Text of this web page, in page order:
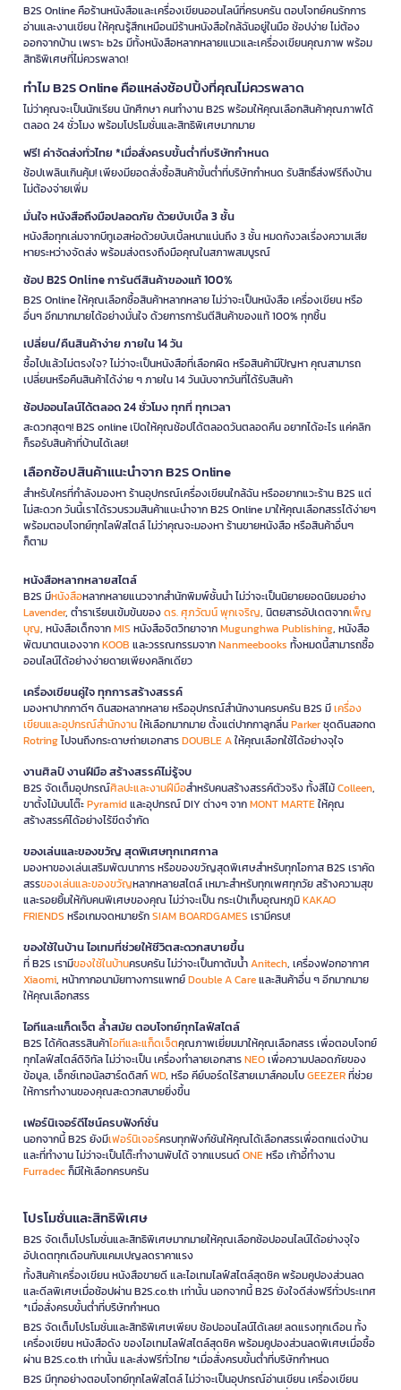
B2S Online คือร้านหนังสือและเครื่องเขียนออนไลน์ที่ครบครัน ตอบโจทย์คนรักการ
อ่านและงานเขียน ให้คุณรู้สึกเหมือนมีร้านหนังสือใกล้ฉันอยู่ในมือ ช้อปง่าย ไม่ต้อง
ออกจากบ้าน เพราะ b2s มีทั้งหนังสือหลากหลายแนวและเครื่องเขียนคุณภาพ พร้อม
สิทธิพิเศษที่ไม่ควรพลาด!
ทำไม B2S Online คือแหล่งช้อปปิ้งที่คุณไม่ควรพลาด
ไม่ว่าคุณจะเป็นนักเรียน นักศึกษา คนทำงาน B2S พร้อมให้คุณเลือกสินค้าคุณภาพได้
ตลอด 24 ชั่วโมง พร้อมโปรโมชั่นและสิทธิพิเศษมากมาย
ฟรี! ค่าจัดส่งทั่วไทย *เมื่อสั่งครบขั้นต่ำที่บริษัทกำหนด
ช้อปเพลินเกินคุ้ม! เพียงมียอดสั่งซื้อสินค้าขั้นต่ำที่บริษัทกำหนด รับสิทธิ์ส่งฟรีถึงบ้าน
ไม่ต้องจ่ายเพิ่ม
มั่นใจ หนังสือถึงมือปลอดภัย ด้วยบับเบิ้ล 3 ชั้น
หนังสือทุกเล่มจากบีทูเอสห่อด้วยบับเบิ้ลหนาแน่นถึง 3 ชั้น หมดกังวลเรื่องความเสีย
หายระหว่างจัดส่ง พร้อมส่งตรงถึงมือคุณในสภาพสมบูรณ์
ช้อป B2S Online การันตีสินค้าของแท้ 100%
B2S Online ให้คุณเลือกซื้อสินค้าหลากหลาย ไม่ว่าจะเป็นหนังสือ เครื่องเขียน หรือ
อื่นๆ อีกมากมายได้อย่างมั่นใจ ด้วยการการันตีสินค้าของแท้ 100% ทุกชิ้น
เปลี่ยน/คืนสินค้าง่าย ภายใน 14 วัน
ซื้อไปแล้วไม่ตรงใจ? ไม่ว่าจะเป็นหนังสือที่เลือกผิด หรือสินค้ามีปัญหา คุณสามารถ
เปลี่ยนหรือคืนสินค้าได้ง่าย ๆ ภายใน 14 วันนับจากวันที่ได้รับสินค้า
ช้อปออนไลน์ได้ตลอด 24 ชั่วโมง ทุกที่ ทุกเวลา
สะดวกสุดๆ! B2S online เปิดให้คุณช้อปได้ตลอดวันตลอดคืน อยากได้อะไร แค่คลิก
ก็รอรับสินค้าที่บ้านได้เลย!
เลือกช้อปสินค้าแนะนำจาก B2S Online
สำหรับใครที่กำลังมองหา ร้านอุปกรณ์เครื่องเขียนใกล้ฉัน หรืออยากแวะร้าน B2S แต่
ไม่สะดวก วันนี้เราได้รวบรวมสินค้าแนะนำจาก B2S Online มาให้คุณเลือกสรรได้ง่ายๆ
พร้อมตอบโจทย์ทุกไลฟ์สไตล์ ไม่ว่าคุณจะมองหา ร้านขายหนังสือ หรือสินค้าอื่นๆ
ก็ตาม
หนังสือหลากหลายสไตล์
B2S มีหนังสือหลากหลายแนวจากสำนักพิมพ์ชั้นนำ ไม่ว่าจะเป็นนิยายยอดนิยมอย่าง
Lavender, ตำราเรียนเข้มข้นของดร. ศุภวัฒน์ พุกเจริญ, นิตยสารอัปเดตจากเพ็ญ
บุญ, หนังสือเด็กจากMIS หนังสือจิตวิทยาจากMugunghwa Publishing, หนังสือ
พัฒนาตนเองจากKOOB และวรรณกรรมจากNanmeebooks ทั้งหมดนี้สามารถซื้อ
ออนไลน์ได้อย่างง่ายดายเพียงคลิกเดียว
เครื่องเขียนคู่ใจ ทุกการสร้างสรรค์
มองหาปากกาดีๆ ดินสอหลากหลาย หรืออุปกรณ์สำนักงานครบครัน B2S มีเครื่อง
เขียนและอุปกรณ์สำนักงานให้เลือกมากมาย ตั้งแต่ปากกาลูกลื่นParkerชุดดินสอกด
Rotringไปจนถึงกระดาษถ่ายเอกสารDOUBLE Aให้คุณเลือกใช้ได้อย่างจุใจ
งานศิลป์ งานฝีมือ สร้างสรรค์ไม่รู้จบ
B2S จัดเต็มอุปกรณ์ศิลปะและงานฝีมือสำหรับคนสร้างสรรค์ตัวจริง ทั้งสีไม้Colleen,
ขาตั้งไม้บนโต๊ะPyramidและอุปกรณ์ DIY ต่างๆ จากMONT MARTEให้คุณ
สร้างสรรค์ได้อย่างไร้ขีดจำกัด
ของเล่นและของขวัญ สุดพิเศษทุกเทศกาล
มองหาของเล่นเสริมพัฒนาการ หรือของขวัญสุดพิเศษสำหรับทุกโอกาส B2S เราคัด
สรรของเล่นและของขวัญหลากหลายสไตล์ เหมาะสำหรับทุกเพศทุกวัย สร้างความสุข
และรอยยิ้มให้กับคนพิเศษของคุณ ไม่ว่าจะเป็น กระเป๋าเก็บอุณหภูมิKAKAO
FRIENDS หรือเกมจดหมายรักSIAM BOARDGAMES เรามีครบ!
ของใช้ในบ้าน ไอเทมที่ช่วยให้ชีวิตสะดวกสบายขึ้น
ที่ B2S เรามีของใช้ในบ้านครบครัน ไม่ว่าจะเป็นกาต้มน้ำAnitech, เครื่องฟอกอากาศ
Xiaomi, หน้ากากอนามัยทางการแพทย์Double A Careและสินค้าอื่น ๆ อีกมากมาย
ให้คุณเลือกสรร
ไอทีและแก็ดเจ็ต ล้ำสมัย ตอบโจทย์ทุกไลฟ์สไตล์
B2S ได้คัดสรรสินค้าไอทีและแก็ดเจ็ตคุณภาพเยี่ยมมาให้คุณเลือกสรร เพื่อตอบโจทย์
ทุกไลฟ์สไตล์ดิจิทัล ไม่ว่าจะเป็น เครื่องทำลายเอกสารNEOเพื่อความปลอดภัยของ
ข้อมูล, เอ็กซ์เทอนัลฮาร์ดดิสก์WD, หรือ คีย์บอร์ดไร้สายเมาส์คอมโบGEEZERที่ช่วย
ให้การทำงานของคุณสะดวกสบายยิ่งขึ้น
เฟอร์นิเจอร์ดีไซน์ครบฟังก์ชั่น
นอกจากนี้ B2S ยังมีเฟอร์นิเจอร์ครบทุกฟังก์ชันให้คุณได้เลือกสรรเพื่อตกแต่งบ้าน
และที่ทำงาน ไม่ว่าจะเป็นโต๊ะทำงานพับได้ จากแบรนด์ONEหรือ เก้าอี้ทำงาน
Furradecก็มีให้เลือกครบครัน
โปรโมชั่นและสิทธิพิเศษ
B2S จัดเต็มโปรโมชั่นและสิทธิพิเศษมากมายให้คุณเลือกช้อปออนไลน์ได้อย่างจุใจ
อัปเดตทุกเดือนกับแคมเปญลดราคาแรง
ทั้งสินค้าเครื่องเขียน หนังสือขายดี และไอเทมไลฟ์สไตล์สุดชิค พร้อมคูปองส่วนลด
และดีลพิเศษเมื่อช้อปผ่าน B2S.co.th เท่านั้น นอกจากนี้ B2S ยังใจดีส่งฟรีทั่วประเทศ
*เมื่อสั่งครบขั้นต่ำที่บริษัทกำหนด
B2S จัดเต็มโปรโมชั่นและสิทธิพิเศษเพียบ ช้อปออนไลน์ได้เลย! ลดแรงทุกเดือน ทั้ง
เครื่องเขียน หนังสือดัง ของไอเทมไลฟ์สไตล์สุดชิค พร้อมคูปองส่วนลดพิเศษเมื่อซื้อ
ผ่าน B2S.co.th เท่านั้น และส่งฟรีทั่วไทย *เมื่อสั่งครบขั้นต่ำที่บริษัทกำหนด
B2S มีทุกอย่างตอบโจทย์ทุกไลฟ์สไตล์ ไม่ว่าจะเป็นอุปกรณ์อ่านเขียน เครื่องเขียน